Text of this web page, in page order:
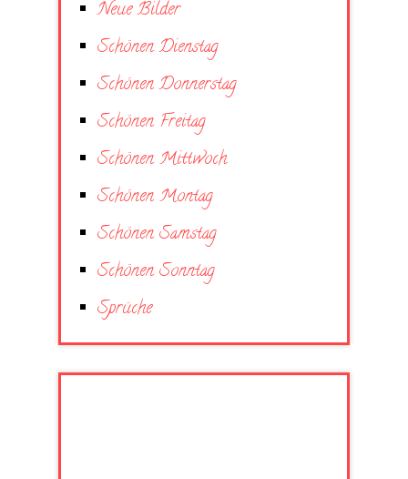
Neue Bilder
Schönen Dienstag
Schönen Donnerstag
Schönen Freitag
Schönen Mittwoch
Schönen Montag
Schönen Samstag
Schönen Sonntag
Sprüche